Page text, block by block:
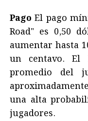
PagoEl pago
Road" es 0,50
aumentar hasta
un centavo. El
promedio del
una alta
jugadores.